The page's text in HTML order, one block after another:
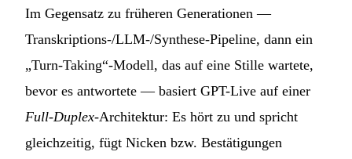
Im Gegensatz zu früheren Generationen —
Transkriptions-/LLM-/Synthese-Pipeline, dann ein
„Turn-Taking“-Modell, das auf eine Stille wartete,
bevor es antwortete — basiert GPT-Live auf einer
Full-Duplex-Architektur: Es hört zu und spricht
gleichzeitig, fügt Nicken bzw. Bestätigungen